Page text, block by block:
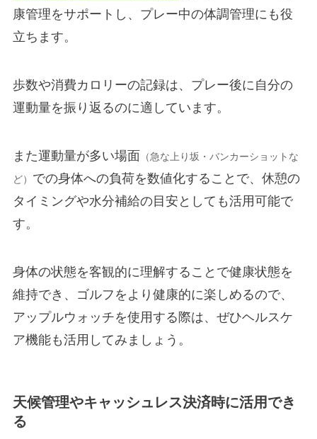
康管理をサポートし、プレー中の体調管理にも役
立ちます。
歩数や消費カロリーの記録は、プレー後に自分の
運動量を振り返るのに適しています。
また運動量が多い場面 （急な上り坂・バンカーショットな
ど） での身体への負荷を数値化することで、休憩の
タイミングや水分補給の目安としても活用可能で
す。
身体の状態を客観的に理解することで健康状態を
維持でき、ゴルフをより健康的に楽しめるので、
アップルウォッチを使用する際は、ぜひヘルスケ
ア機能も活用してみましょう。
天候管理やキャッシュレス決済時に活用でき
る